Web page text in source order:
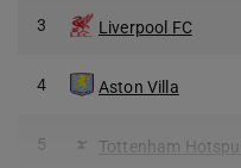
3 Liverpool FC
4 Aston Villa
5 Tottenham